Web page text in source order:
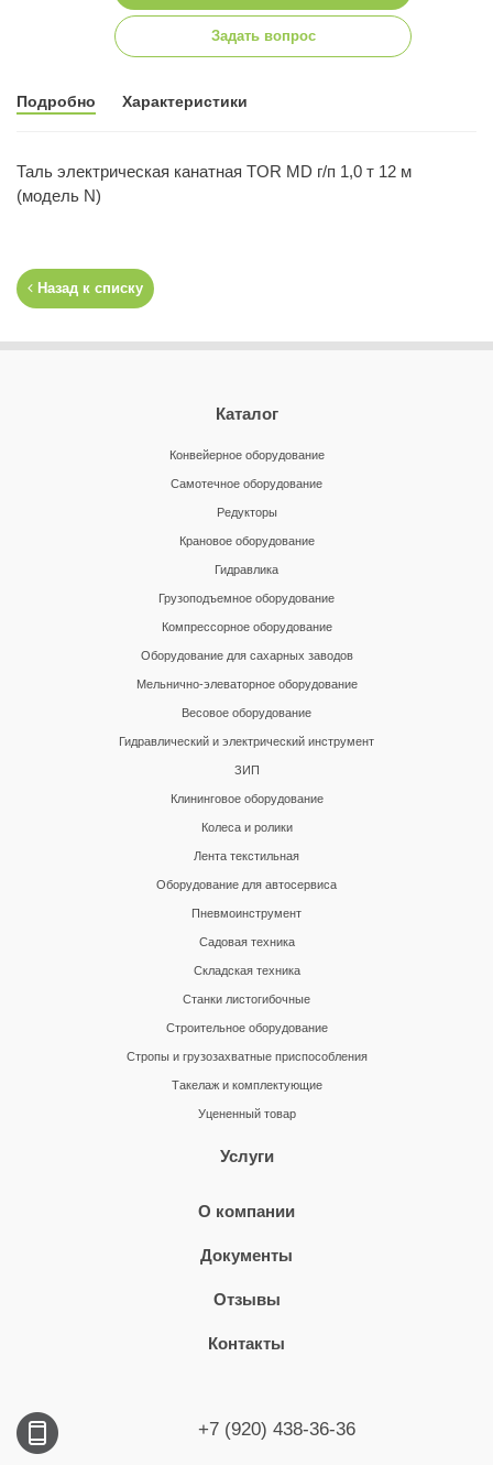
Задать вопрос
Подробно Характеристики
Таль электрическая канатная TOR MD г/п 1,0 т 12 м
(модель N)
Назад к списку
Каталог
Конвейерное оборудование
Самотечное оборудование
Редукторы
Крановое оборудование
Гидравлика
Грузоподъемное оборудование
Компрессорное оборудование
Оборудование для сахарных заводов
Мельнично-элеваторное оборудование
Весовое оборудование
Гидравлический и электрический инструмент
ЗИП
Клининговое оборудование
Колеса и ролики
Лента текстильная
Оборудование для автосервиса
Пневмоинструмент
Садовая техника
Складская техника
Станки листогибочные
Строительное оборудование
Стропы и грузозахватные приспособления
Такелаж и комплектующие
Уцененный товар
Услуги
О компании
Документы
Отзывы
Контакты
+7 (920) 438-36-36